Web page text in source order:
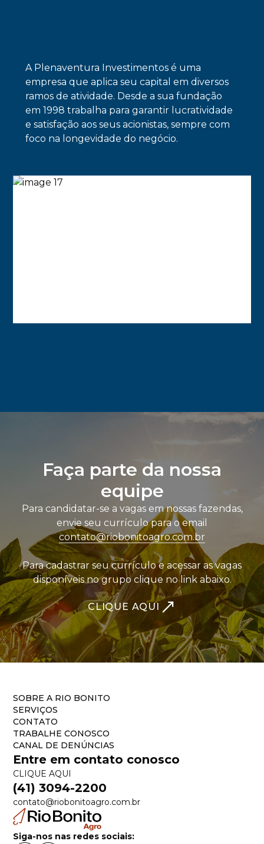
A Plenaventura Investimentos é uma
empresa que aplica seu capital em diversos
ramos de atividade. Desde a sua fundação
em 1998 trabalha para garantir lucratividade
e satisfação aos seus acionistas, sempre com
foco na longevidade do negócio.
Faça parte da nossa
equipe
Para candidatar-se a vagas em nossas fazendas,
envie seu currículo para o email
contato@riobonitoagro.com.br
Para cadastrar seu currículo e acessar as vagas
disponíveis no grupo clique no link abaixo.
CLIQUE AQUI
SOBRE A RIO BONITO
SERVIÇOS
CONTATO
TRABALHE CONOSCO
CANAL DE DENÚNCIAS
Entre em contato conosco
CLIQUE AQUI
(41) 3094-2200
contato@riobonitoagro.com.br
Siga-nos nas redes sociais: